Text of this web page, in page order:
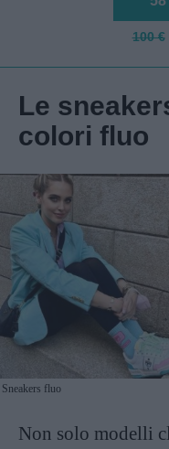
100 €
Le
colori fluo
Sneakers fluo
Non solo modelli